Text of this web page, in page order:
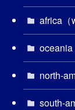
africa（
oceania
north-
south-